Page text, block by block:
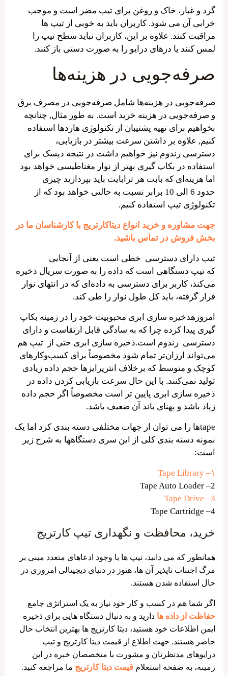
گرد و غبار، خاک و روغن برای تیپ مضر است و موجب
خرابی آن می شود. کاربران باید به خوبی از تیپ ها
مراقبت کنند. علاوه بر این، کاربران نباید سطح تیپ را
لمس کنند یا درهای درایو را به صورت دستی باز کنند.
صرفه‌جویی در هزینه‌ها
صرفه‌جویی در هزینه‌ها شامل صرفه‌جویی در مصرف برق
و صرفه‌جویی در هزینه خرید است. به طور مثال, چنانچه
بخواهیم برای تهیه پشتیبان از تکنولوژی هاردها استفاده
کنیم, علاوه بر داشتن سرعت بیشتر در بازیابی،
دسترسی رندوم نیز خواهیم داشت در نتیجه دیسک برای
استفاده در بکاپ گیری بهتر از نوار مغناطیسی خواهد بود
اما هزینه‌ای که بابت هر ترابایت باید بپردازید چیزی
حدود 6 الی 10 برابر نسبت به حالتی خواهد بود که از
تکنولوژی تیپ استفاده کنیم.
جهت مشاوره و خرید انواع دیتاکارتریج با کارشناسان ما در
بخش فروش در تماس باشید.
تیپ دارای دسترسی خطی است یعنی از آنجایی
که تیپ دستگاهی است که داده را به صورت سریال ذخیره
می‌کند، کاربر برای دسترسی به داده‌ای که در انتهای نوار
قرار گرفته، باید کل طول نوار را طی کند.
امروزهذخیره سازی ابری محبوبیت خود را در زمینه بکاپ
گیری پیدا کرده چرا که به سادگی قابل ارتقاست و دارای
دسترسی رندوم است.ذخیره سازی ابری حتی از تیپ هم
می‌تواند ارزان‌تر تمام شود مخصوصاً برای کسب‌وکارهای
کوچک و متوسط که برخلاف انترپرایزها حجم داده زیادی
تولید نمی‌کنند. با این حال سرعت بازیابی کردن داده در
ذخیره سازی ابری پایین تر است مخصوصاً اگر حجم داده
زیاد باشد و پهنای باند آن ضعیف باشد.
tapeها را می توان از جهات مختلفی دسته بندی کرد اما یک
نمونه دسته بندی کلی از این سری دستگاهها به شرح زیر
است:
۱– Tape Library
2– Tape Auto Loader
3– Tape Drive
4– Tape Cartridge
خرید، محافظت و نگهداری تیپ کارتریج
همانطور که می دانید، تیپ ها با وجود ادعاهای متعدد مبنی بر
مرگ اجتناب ناپذیر آن ها، هنوز در دنیای دیجیتالی امروزی در
حال استفاده شدن هستند.
اگر شما هم در کسب و کار خود نیاز به یک استراتژی جامع
حفاظت از داده ها دارید و به دنبال دستگاه هایی برای ذخیره
ایمن اطلاعات خود هستید، دیتا کارتریج ها بهترین انتخاب حال
حاضر هستند. جهت اطلاع از قیمت دیتا کارتریج و تیپ
درایوهای مدنظرتان و مشورت با متخصصان خبره در این
زمینه، به صفحه استعلام قیمت دیتا کارتریج ما مراجعه کنید.